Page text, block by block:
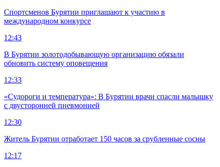
Спортсменов Бурятии приглашают к участию в
международном конкурсе
12:43
В Бурятии золотодобывающую организацию обязали
обновить систему оповещения
12:33
«Судороги и температура»: В Бурятии врачи спасли малышку
с двусторонней пневмонией
12:30
Житель Бурятии отработает 150 часов за срубленные сосны
12:17